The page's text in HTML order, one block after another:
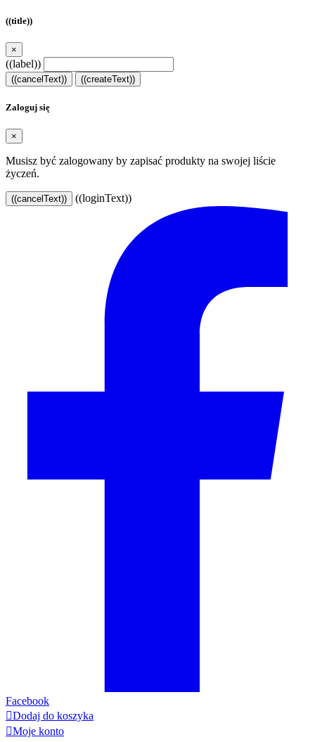
((title))
×
((label))
((cancelText)) ((createText))
Zaloguj się
×
Musisz być zalogowany by zapisać produkty na swojej liście
życzeń.
((cancelText)) ((loginText))
Facebook
Dodaj do koszyka
Moje konto